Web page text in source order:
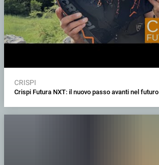
CRISPI
Crispi Futura NXT: il nuovo passo avanti nel futuro